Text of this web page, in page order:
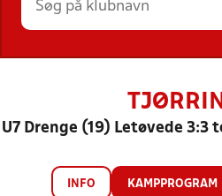
U7 Drenge (19) Letøvede 3:3
INFO KAMPPROGRAM